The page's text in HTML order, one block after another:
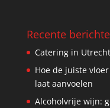
Recente
Catering in
Hoe de juiste
laat aanvoelen
Alcoholvrije wijn: